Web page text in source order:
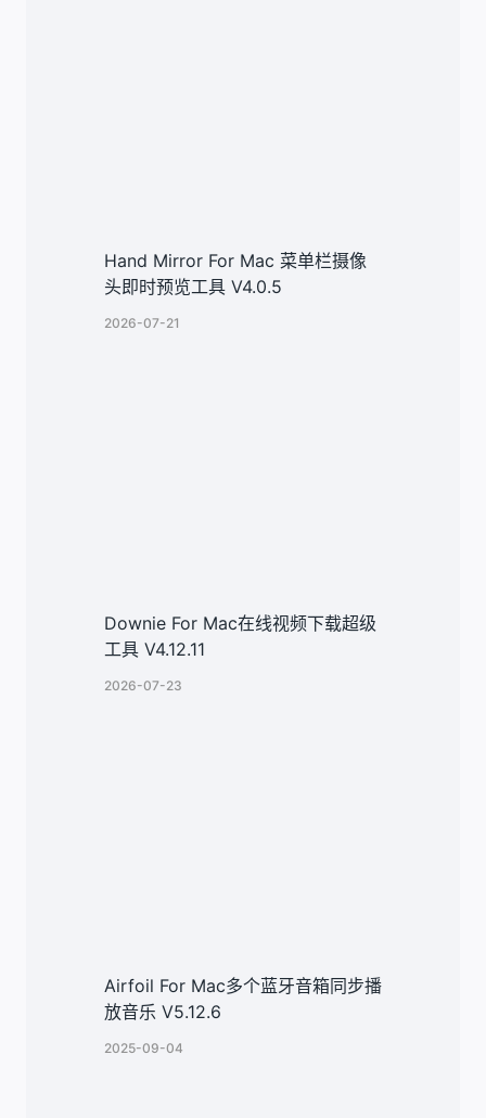
Hand Mirror For Mac 菜单栏摄像
头即时预览工具 V4.0.5
2026-07-21
Downie For Mac在线视频下载超级
工具 V4.12.11
2026-07-23
Airfoil For Mac多个蓝牙音箱同步播
放音乐 V5.12.6
2025-09-04